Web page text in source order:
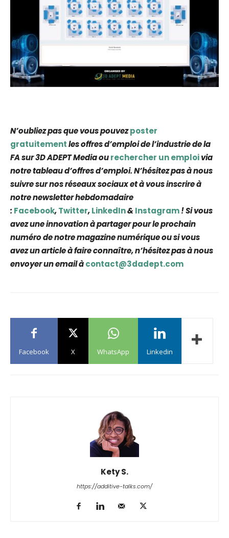
N’oubliez pas que vous pouvezposter
gratuitementles offres d’emploi de l’industrie de la
FA sur 3D ADEPT Media ourechercher un emploivia
notre tableau d’offres d’emploi. N’hésitez pas à nous
suivre sur nos réseaux sociaux et à vous inscrire à
notre newsletter hebdomadaire
: Facebook,Twitter,LinkedIn& Instagram! Si vous
avez une innovation à partager pour le prochain
numéro de notre magazine numérique ou si vous
avez un article à faire connaître, n’hésitez pas à nous
envoyer un email àcontact@3dadept.com
Facebook X WhatsApp Linkedin
Kety S.
https://additive-talks.com/